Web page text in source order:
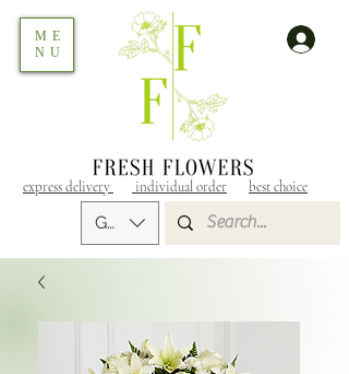
GEL (GEL)
express delivery individual order best choice
ME
NU